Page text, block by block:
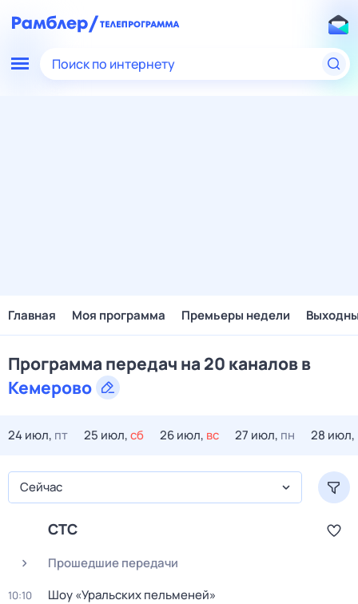
Поиск по интернету
Главная Моя программа Премьеры недели
Программа передач на 20 каналов в
Кемерово
24 июл, пт 25 июл,сб 26 июл, вс 27 июл, пн 28 июл,
Сейчас
СТС
Прошедшие передачи
10:10 Шоу «Уральских пельменей»